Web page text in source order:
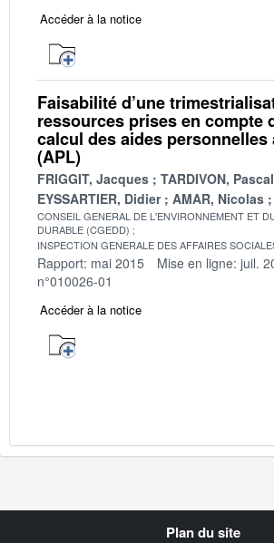
Accéder à la notice
Faisabilité d’une
ressources prises en compte
calcul des aides personnelles
(APL)
FRIGGIT, Jacques
TARDIVON,
EYSSARTIER, Didier
AMAR, Nicolas
CONSEIL GENERAL DE L'ENVIRONNEMENT ET
DURABLE (CGEDD)
INSPECTION GENERALE DES AFFAIRES
Rapport: mai 2015 Mise en ligne: juil.
n°010026-01
Accéder à la notice
Plan du site